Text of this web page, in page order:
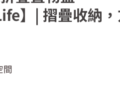
】| 摺疊收納
間